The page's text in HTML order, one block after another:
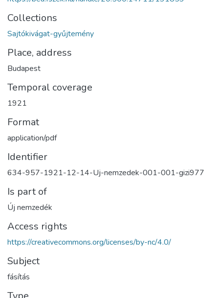
Collections
Sajtókivágat-gyűjtemény
Place, address
Budapest
Temporal coverage
1921
Format
application/pdf
Identifier
634-957-1921-12-14-Uj-nemzedek-001-001-gizi977
Is part of
Új nemzedék
Access rights
https://creativecommons.org/licenses/by-nc/4.0/
Subject
fásítás